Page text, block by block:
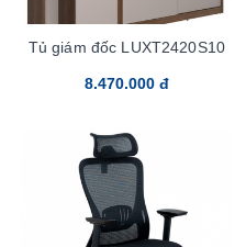
Tủ giám đốc LUXT2420S10
8.470.000 đ